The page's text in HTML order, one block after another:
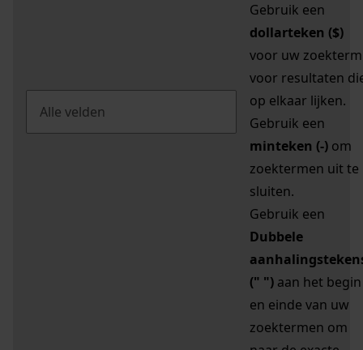
Gebruik een
dollarteken ($)
voor uw zoekterm
voor resultaten
op elkaar lijken.
Gebruik een
minteken (-) om
zoektermen uit te
sluiten.
Gebruik een
Dubbele
(" ") aan het begin
en einde van uw
zoektermen om